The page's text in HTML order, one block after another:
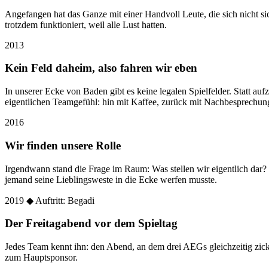
Angefangen hat das Ganze mit einer Handvoll Leute, die sich nicht
trotzdem funktioniert, weil alle Lust hatten.
2013
Kein Feld daheim, also fahren wir eben
In unserer Ecke von Baden gibt es keine legalen Spielfelder. Statt
eigentlichen Teamgefühl: hin mit Kaffee, zurück mit
2016
Wir finden unsere Rolle
Irgendwann stand die Frage im Raum: Was stellen wir eigentlich
jemand seine Lieblingsweste in die Ecke werfen musste.
2019 ◆ Auftritt: Begadi
Der Freitagabend vor dem Spieltag
Jedes Team kennt ihn: den Abend, an dem drei AEGs gleichzeitig
zum Hauptsponsor.